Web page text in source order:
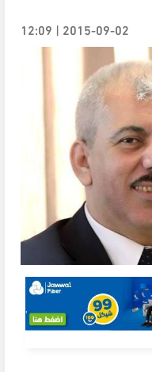
2015-09-02 | 12:09